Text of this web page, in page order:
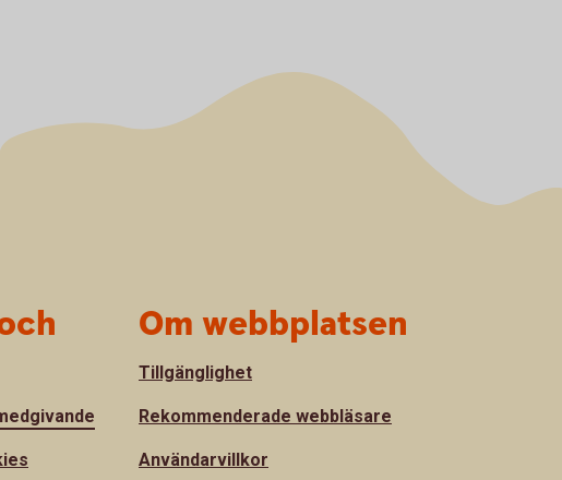
Om webbplatsen
Tillgänglighet
Rekommenderade webbläsare
Användarvillkor